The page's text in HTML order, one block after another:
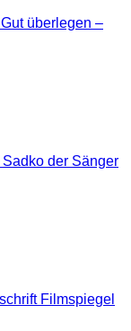
Gut überlegen –
Sadko der Sänger
Filmspiegel